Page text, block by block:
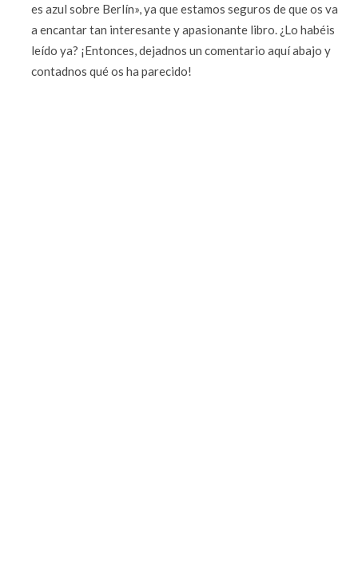
es azul sobre Berlín», ya que estamos seguros de que os va
a encantar tan interesante y apasionante libro. ¿Lo habéis
leído ya? ¡Entonces, dejadnos un comentario aquí abajo y
contadnos qué os ha parecido!